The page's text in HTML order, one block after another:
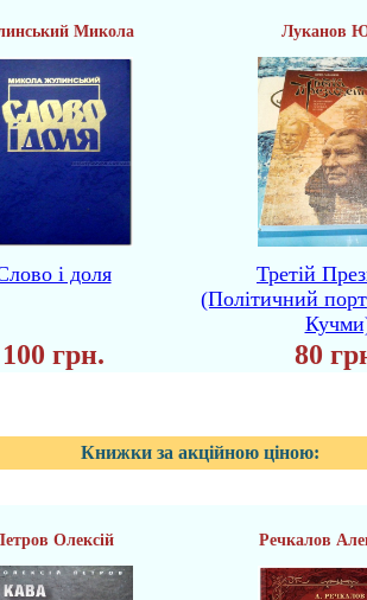
Микола Луканов
і доля
Третій
(Політичний
100 грн. 80
Книжки за акційною ціною:
Олексій Речкалов